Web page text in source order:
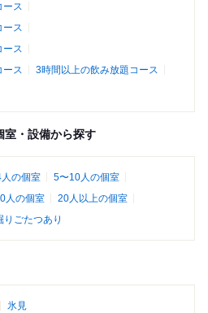
ース
ース
ース
ース
3時間以上の飲み放題コース
室・設備から探す
の個室
5〜10人の個室
人の個室
20人以上の個室
りごたつあり
氷見